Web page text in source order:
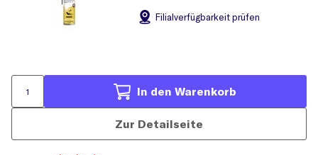
Filialverfügbarkeit prüfen
In den Warenkorb
Zur Detailseite